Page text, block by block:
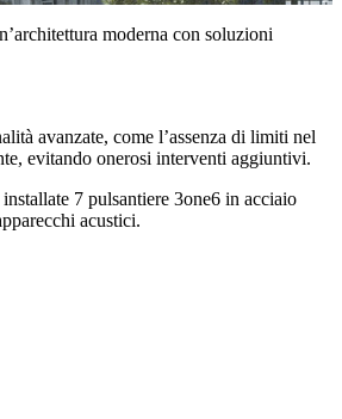
moderna con soluzioni
avanzate, come l’assenza di limiti nel
evitando onerosi interventi aggiuntivi.
7 pulsantiere 3one6 in acciaio
acustici.